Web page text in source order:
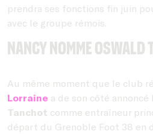
prendra ses fonctions fin juin
avec le groupe rémois.
Nancy nomme Oswald
Au même moment que le club
Lorraine a de son côté annoncé
Tanchot comme entraîneur
départ du Grenoble Foot 38 en